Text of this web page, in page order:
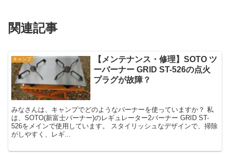
関連記事
キャンプ
【メンテナンス・修理】SOTO ツ
ーバーナー GRID ST-526の点火
プラグが故障？
みなさんは、キャンプでどのようなバーナーを使っていますか？ 私
は、SOTO(新富士バーナー)のレギュレーター2バーナー GRID ST-
526をメインで使用しています。 スタイリッシュなデザインで、掃除
がしやすく、レギ...